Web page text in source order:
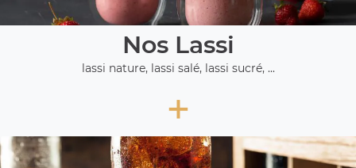
Nos Lassi
lassi nature, lassi salé, lassi sucré, ...
+